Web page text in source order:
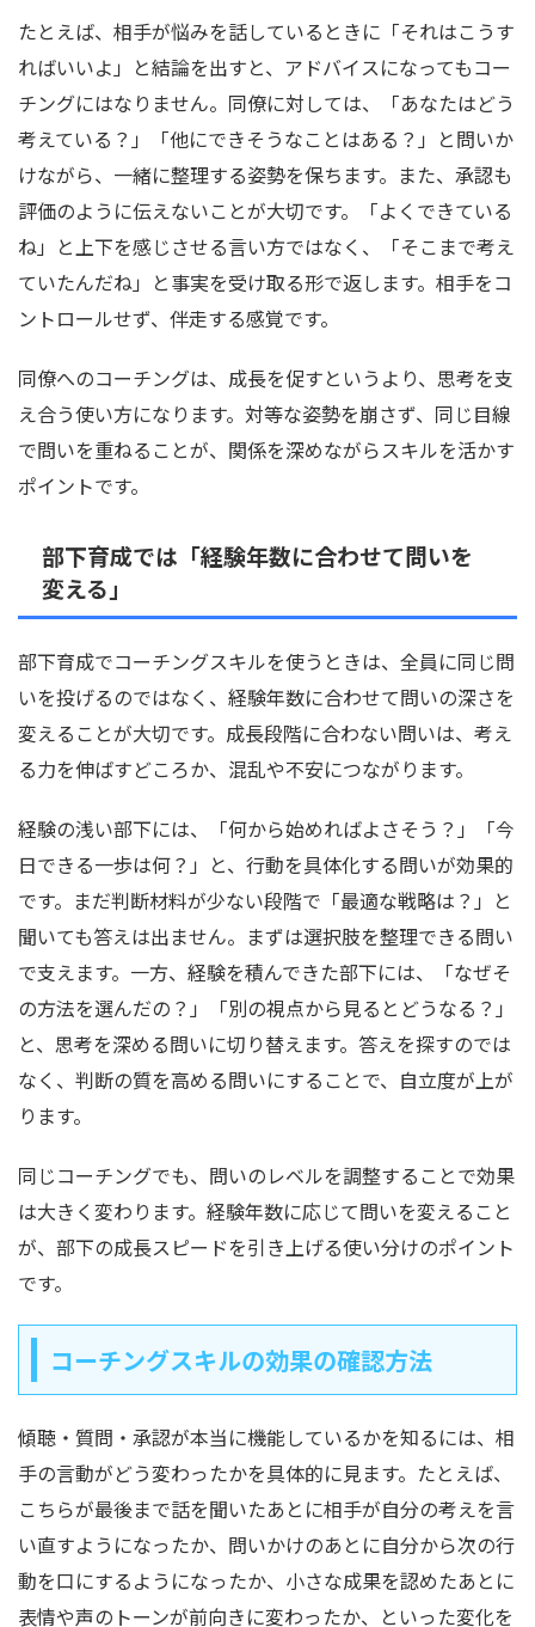
たとえば、相手が悩みを話しているときに「それはこうす
ればいいよ」と結論を出すと、アドバイスになってもコー
チングにはなりません。同僚に対しては、「あなたはどう
考えている？」「他にできそうなことはある？」と問いか
けながら、一緒に整理する姿勢を保ちます。また、承認も
評価のように伝えないことが大切です。「よくできている
ね」と上下を感じさせる言い方ではなく、「そこまで考え
ていたんだね」と事実を受け取る形で返します。相手をコ
ントロールせず、伴走する感覚です。
同僚へのコーチングは、成長を促すというより、思考を支
え合う使い方になります。対等な姿勢を崩さず、同じ目線
で問いを重ねることが、関係を深めながらスキルを活かす
ポイントです。
部下育成では「経験年数に合わせて問いを
変える」
部下育成でコーチングスキルを使うときは、全員に同じ問
いを投げるのではなく、経験年数に合わせて問いの深さを
変えることが大切です。成長段階に合わない問いは、考え
る力を伸ばすどころか、混乱や不安につながります。
経験の浅い部下には、「何から始めればよさそう？」「今
日できる一歩は何？」と、行動を具体化する問いが効果的
です。まだ判断材料が少ない段階で「最適な戦略は？」と
聞いても答えは出ません。まずは選択肢を整理できる問い
で支えます。一方、経験を積んできた部下には、「なぜそ
の方法を選んだの？」「別の視点から見るとどうなる？」
と、思考を深める問いに切り替えます。答えを探すのでは
なく、判断の質を高める問いにすることで、自立度が上が
ります。
同じコーチングでも、問いのレベルを調整することで効果
は大きく変わります。経験年数に応じて問いを変えること
が、部下の成長スピードを引き上げる使い分けのポイント
です。
コーチングスキルの効果の確認方法
傾聴・質問・承認が本当に機能しているかを知るには、相
手の言動がどう変わったかを具体的に見ます。たとえば、
こちらが最後まで話を聞いたあとに相手が自分の考えを言
い直すようになったか、問いかけのあとに自分から次の行
動を口にするようになったか、小さな成果を認めたあとに
表情や声のトーンが前向きに変わったか、といった変化を